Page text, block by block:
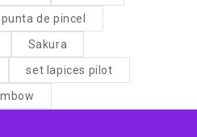
punta de pincel
Sakura
set lapices pilot